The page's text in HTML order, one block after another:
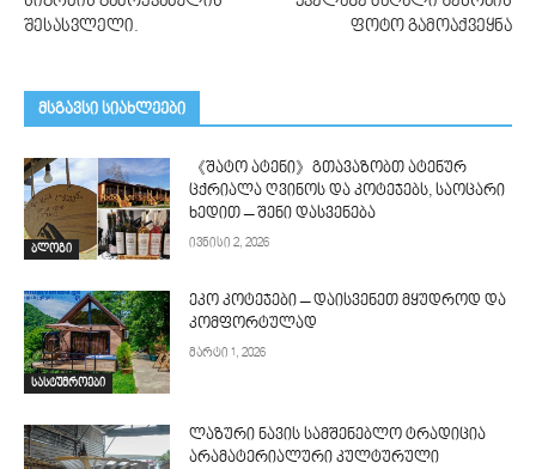
შესასვლელი.
ფოტო გამოაქვეყნა
მსგავსი სიახლეები
ბლოგი
《შატო ატენი》გთავაზობთ ატენურ
ცქრიალა ღვინოს და კოტეჯებს, საოცარი
ხედით – შენი დასვენება
ივნისი 2, 2026
სასტუმროები
ეკო კოტეჯები – დაისვენეთ მყუდროდ და
კომფორტულად
მარტი 1, 2026
ლაზური ნავის სამშენებლო ტრადიცია
არამატერიალური კულტურული